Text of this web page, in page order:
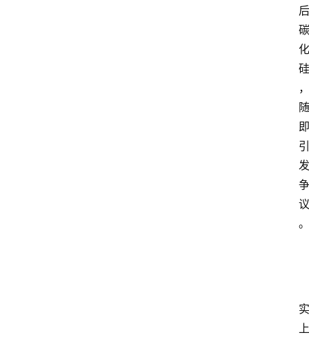
后
碳
化
硅
，
随
即
引
发
争
议
。
实
上